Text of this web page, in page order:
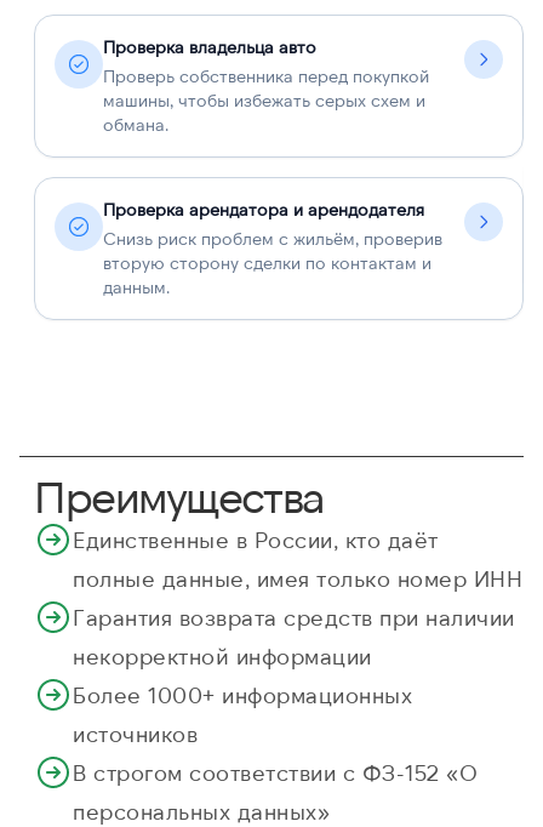
Проверка владельца авто
Проверь собственника перед покупкой
машины, чтобы избежать серых схем и
обмана.
Проверка арендатора и арендодателя
Снизь риск проблем с жильём, проверив
вторую сторону сделки по контактам и
данным.
Преимущества
Единственные в России, кто даёт
полные данные, имея только номер ИНН
Гарантия возврата средств при наличии
некорректной информации
Более 1000+ информационных
источников
В строгом соответствии с ФЗ-152 «О
персональных данных»